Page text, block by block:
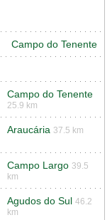
Campo do Tenente
Campo do Tenente
25.9 km
Araucária 37.5 km
Campo Largo 39.5
km
Agudos do Sul 46.2
km